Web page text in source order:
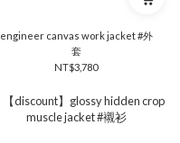
engineer canvas work jacket #外
套
NT$3,780